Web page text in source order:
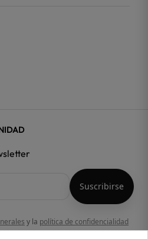
y la política de confidencialidad